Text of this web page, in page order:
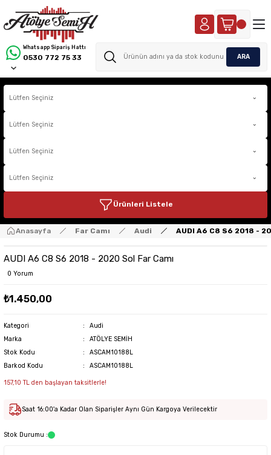
Whatsapp Sipariş Hattı
0530 772 75 33 ARA
Ürünleri Listele
Anasayfa Far Camı Audi AUDI A6 C8 S6 2018 -
AUDI A6 C8 S6 2018 - 2020 Sol Far Camı
0 Yorum
₺1.450,00
Kategori
Audi
Marka
ATÖLYE SEMİH
Stok Kodu
ASCAM10188L
Barkod Kodu
ASCAM10188L
157,10 TL den başlayan taksitlerle!
Saat 16:00'a Kadar Olan Siparişler Aynı Gün Kargoya Verilecektir
Stok Durumu :